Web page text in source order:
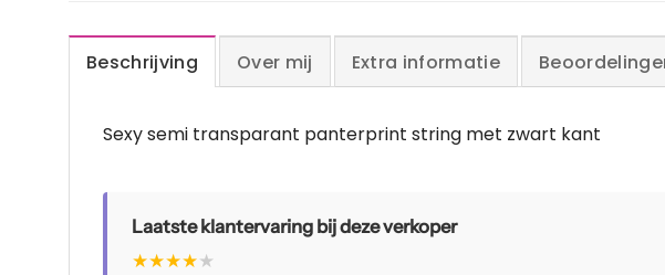
Beschrijving Over mij Extra informatie
Sexy semi transparant panterprint string met zwart kant
Laatste klantervaring bij deze verkoper
★★★★★